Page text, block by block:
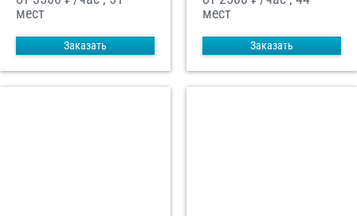
мест
Заказать
мест
Заказать